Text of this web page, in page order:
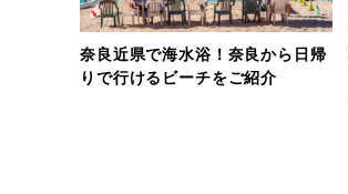
奈良近県で海水浴！奈良から日帰
りで行けるビーチをご紹介